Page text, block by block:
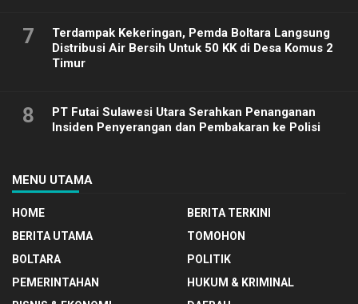
7
Terdampak Kekeringan, Pemda Boltara Langsung
Distribusi Air Bersih Untuk 50 KK di Desa Komus 2
Timur
8
PT Futai Sulawesi Utara Serahkan Penanganan
Insiden Penyerangan dan Pembakaran ke Polisi
MENU UTAMA
HOME
BERITA TERKINI
BERITA UTAMA
TOMOHON
BOLTARA
POLITIK
PEMERINTAHAN
HUKUM & KRIMINAL